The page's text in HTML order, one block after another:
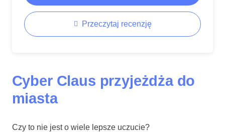
Przeczytaj recenzję
Cyber Claus przyjeżdża do
miasta
Czy to nie jest o wiele lepsze uczucie?